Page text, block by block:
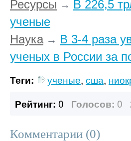
Ресурсы → В 226,5
ученые
Наука→ В 3-4 раза
ученых в России за
Теги: ученые, сша,
Рейтинг: 0 Голосов: 0
Комментарии (0)